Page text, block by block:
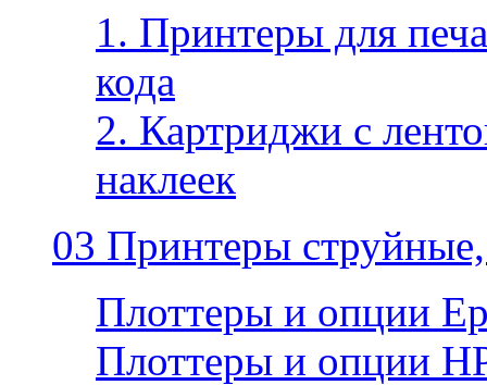
1. Принтеры для
кода
2. Картриджи с
наклеек
03 Принтеры
Плоттеры и опции
Плоттеры и опции